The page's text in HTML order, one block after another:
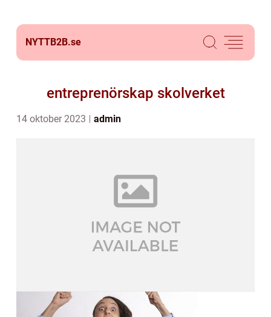
NYTTB2B.se
entreprenörskap skolverket
14 oktober 2023 admin